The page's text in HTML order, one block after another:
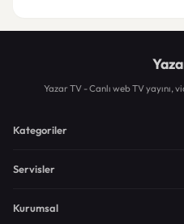
Yazar TV - Canlı web TV yayını,
Kategoriler
Servisler
Kurumsal